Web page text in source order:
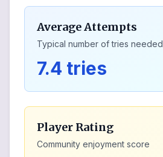
Average Attempts
Typical number of tries needed
7.4 tries
Player Rating
Community enjoyment score